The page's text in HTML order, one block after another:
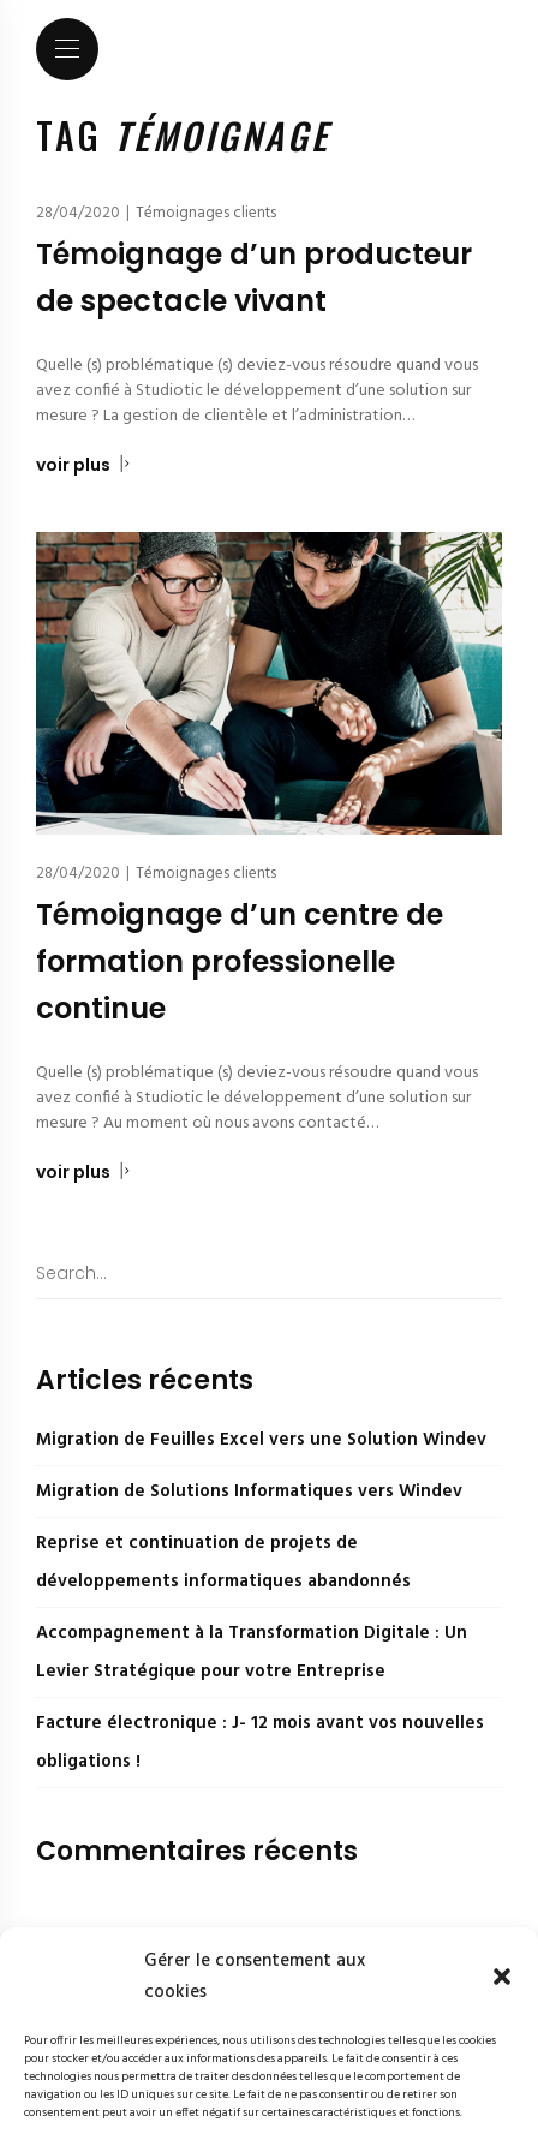
Gérer le consentement aux
cookies
Pour offrir les meilleures expériences, nous utilisons des technologies telles que les cookies
pour stocker et/ou accéder aux informations des appareils. Le fait de consentir à ces
technologies nous permettra de traiter des données telles que le comportement de
navigation ou les ID uniques sur ce site. Le fait de ne pas consentir ou de retirer son
consentement peut avoir un effet négatif sur certaines caractéristiques et fonctions.
TAG TÉMOIGNAGE
28/04/2020 | Témoignages clients
Témoignage d’un producteur
de spectacle vivant
Quelle (s) problématique (s) deviez-vous résoudre quand vous
avez confié à Studiotic le développement d’une solution sur
mesure ? La gestion de clientèle et l’administration…
voir plus
28/04/2020 | Témoignages clients
Témoignage d’un centre de
formation professionelle
continue
Quelle (s) problématique (s) deviez-vous résoudre quand vous
avez confié à Studiotic le développement d’une solution sur
mesure ? Au moment où nous avons contacté…
voir plus
Articles récents
Migration de Feuilles Excel vers une Solution Windev
Migration de Solutions Informatiques vers Windev
Reprise et continuation de projets de
développements informatiques abandonnés
Accompagnement à la Transformation Digitale : Un
Levier Stratégique pour votre Entreprise
Facture électronique : J- 12 mois avant vos nouvelles
obligations !
Commentaires récents